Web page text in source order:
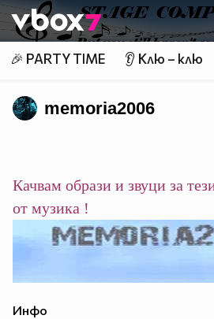
👾
🎉 PARTY TIME 👂 Клю – клю
memoria2006
Качвам образи и звуци за
от музика !
Инфо